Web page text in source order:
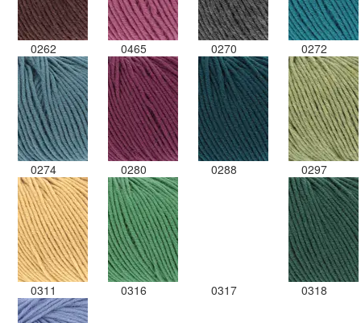
0262 0465 0270 0272
0274 0280 0288 0297
0311 0316 0317 0318